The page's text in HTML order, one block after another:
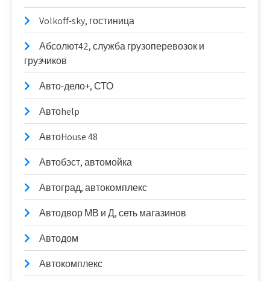
Volkoff-sky, гостиница
Абсолют42, служба грузоперевозок и
грузчиков
Авто-дело+, СТО
Автоhelp
АвтоHouse 48
Автобэст, автомойка
Автоград, автокомплекс
Автодвор МВ и Д, сеть магазинов
Автодом
Автокомплекс